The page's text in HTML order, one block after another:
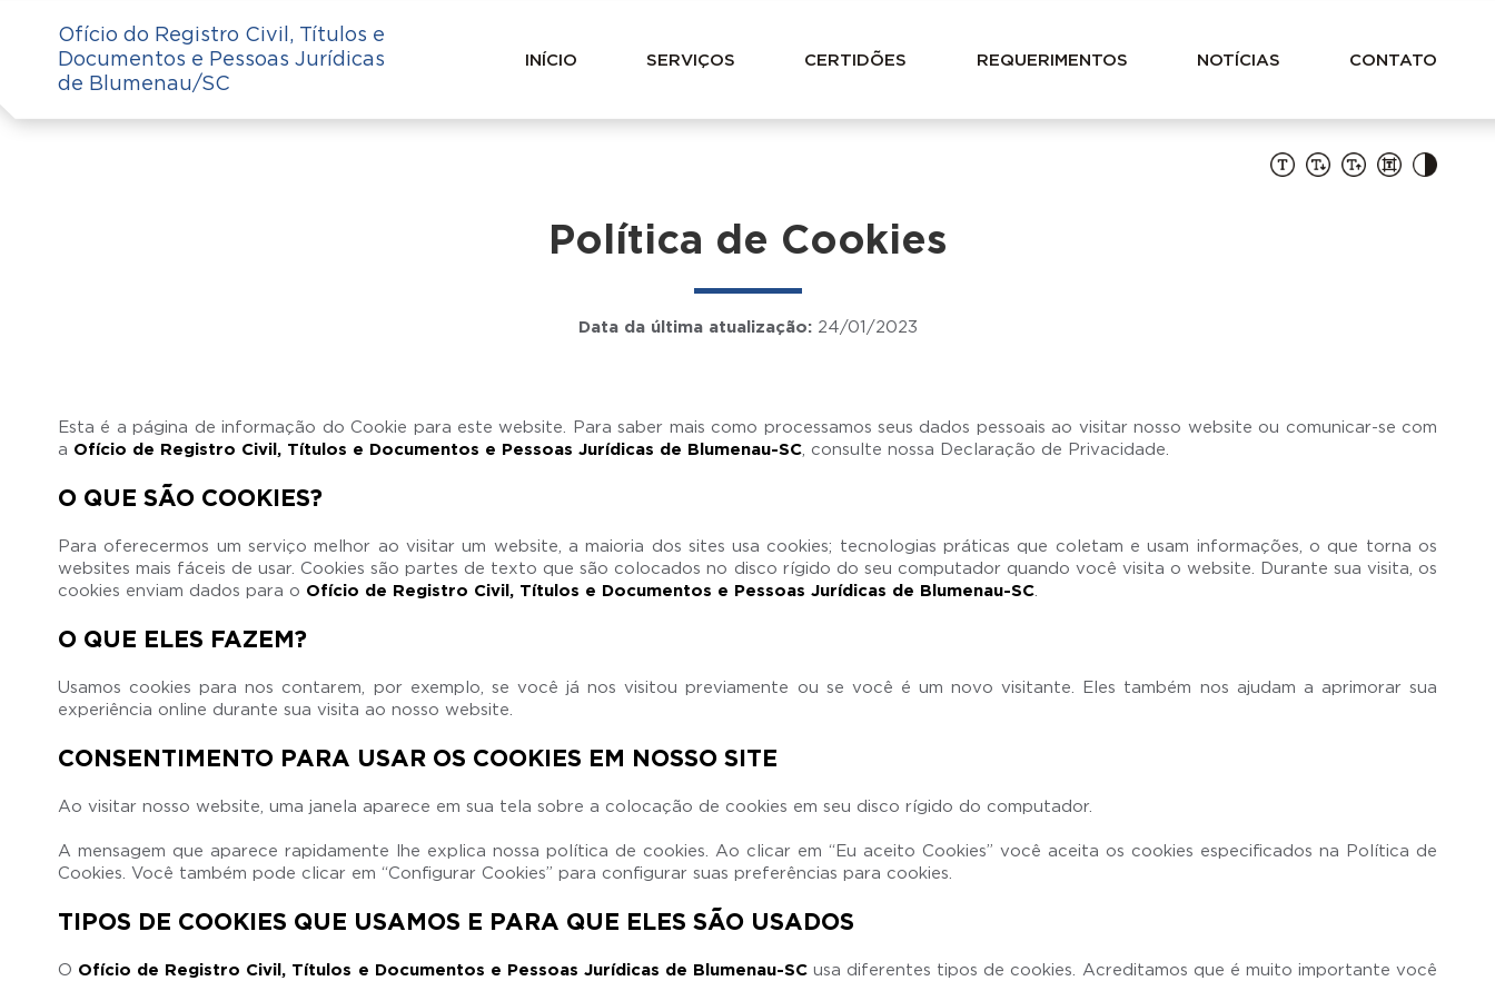
Ofício do Registro Civil, Títulos e
Documentos e Pessoas Jurídicas
de Blumenau/SC
INÍCIO SERVIÇOS CERTIDÕES REQUERIMENTOS NOTÍCIAS CONTATO
Política de Cookies
Data da última atualização:24/01/2023
Esta é a página de informação do Cookie para este website. Para saber mais como processamos seus dados pessoais ao visitar nosso website ou comunicar-se com
a Ofício de Registro Civil, Títulos e Documentos e Pessoas Jurídicas de Blumenau-SC , consulte nossa Declaração de Privacidade.
O QUE SÃO COOKIES?
Para oferecermos um serviço melhor ao visitar um website, a maioria dos sites usa cookies; tecnologias práticas que coletam e usam informações, o que torna os
websites mais fáceis de usar. Cookies são partes de texto que são colocados no disco rígido do seu computador quando você visita o website. Durante sua visita, os
cookies enviam dados para o Ofício de Registro Civil, Títulos e Documentos e Pessoas Jurídicas de Blumenau-SC
O QUE ELES FAZEM?
Usamos cookies para nos contarem, por exemplo, se você já nos visitou previamente ou se você é um novo visitante. Eles também nos ajudam a aprimorar sua
experiência online durante sua visita ao nosso website.
CONSENTIMENTO PARA USAR OS COOKIES EM NOSSO SITE
Ao visitar nosso website, uma janela aparece em sua tela sobre a colocação de cookies em seu disco rígido do computador.
A mensagem que aparece rapidamente lhe explica nossa política de cookies. Ao clicar em “Eu aceito Cookies” você aceita os cookies especificados na Política de
Cookies. Você também pode clicar em “Configurar Cookies” para configurar suas preferências para cookies.
TIPOS DE COOKIES QUE USAMOS E PARA QUE ELES SÃO USADOS
O Ofício de Registro Civil, Títulos e Documentos e Pessoas Jurídicas de Blumenau-SC usa diferentes tipos de cookies. Acreditamos que é muito importante você